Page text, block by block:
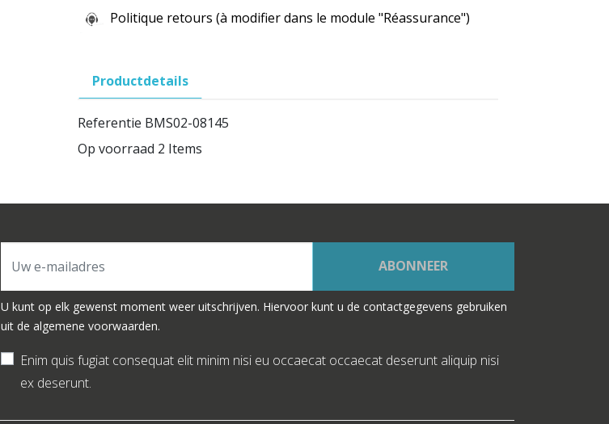
Politique retours (à modifier dans le module "Réassurance")
Productdetails
Referentie BMS02-08145
Op voorraad 2 Items
ABONNEER
U kunt op elk gewenst moment weer uitschrijven. Hiervoor kunt u de contactgegevens gebruiken
uit de algemene voorwaarden.
Enim quis fugiat consequat elit minim nisi eu occaecat occaecat deserunt aliquip nisi
ex deserunt.